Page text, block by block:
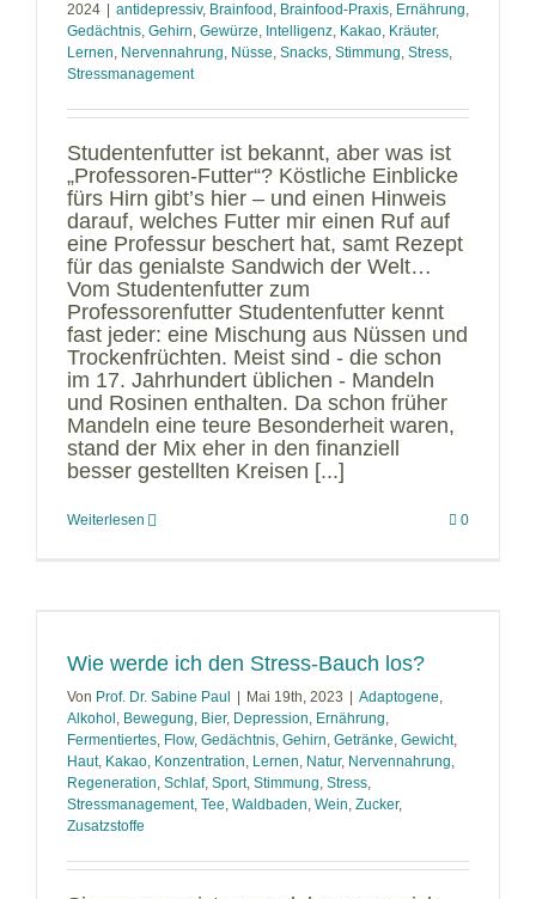
2024
antidepressiv, Brainfood , Brainfood-Praxis, Ernährung,
Gedächtnis, Gehirn, Gewürze, Intelligenz, Kakao, Kräuter,
Lernen, Nervennahrung, Nüsse, Snacks, Stimmung, Stress,
Stressmanagement
Studentenfutter ist bekannt, aber was ist
„Professoren-Futter“? Köstliche Einblicke
fürs Hirn gibt’s hier – und einen Hinweis
darauf, welches Futter mir einen Ruf auf
eine Professur beschert hat, samt Rezept
für das genialste Sandwich der Welt…
Vom Studentenfutter zum
Professorenfutter Studentenfutter kennt
fast jeder: eine Mischung aus Nüssen und
Trockenfrüchten. Meist sind - die schon
im 17. Jahrhundert üblichen - Mandeln
und Rosinen enthalten. Da schon früher
Mandeln eine teure Besonderheit waren,
stand der Mix eher in den finanziell
besser gestellten Kreisen [...]
Weiterlesen 0
Wie werde ich den Stress-Bauch los?
Von Prof. Dr. Sabine Paul Mai 19th, 2023 Adaptogene,
Alkohol , Bewegung, Bier, Depression, Ernährung,
Fermentiertes, Flow, Gedächtnis, Gehirn, Getränke, Gewicht,
Haut, Kakao, Konzentration, Lernen, Natur, Nervennahrung,
Regeneration, Schlaf, Sport, Stimmung, Stress,
Stressmanagement, Tee, Waldbaden, Wein, Zucker,
Zusatzstoffe